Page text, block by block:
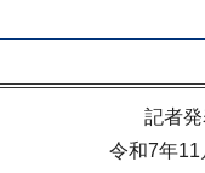
記者
令和7年11